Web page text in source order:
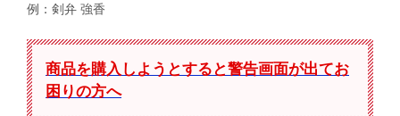
例：剣弁 強香
商品を購入しようとすると警告画面が出てお
困りの方へ